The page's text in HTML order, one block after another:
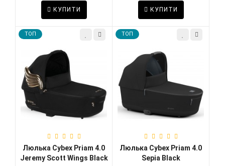
КУПИТИ КУПИТИ
TOП
Люлька Cybex Priam 4.0
Jeremy Scott Wings Black
TOП
Люлька Cybex Priam 4.0
Sepia Black